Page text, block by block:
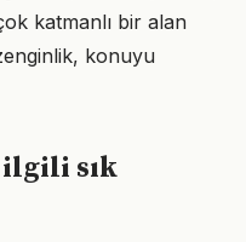
katmanlı bir alan
konuyu
ilgili sık